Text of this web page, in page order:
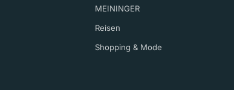
MEININGER
Reisen
Shopping & Mode